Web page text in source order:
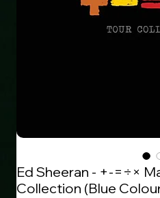
Ed Sheeran - +-=÷×
Collection (Blue